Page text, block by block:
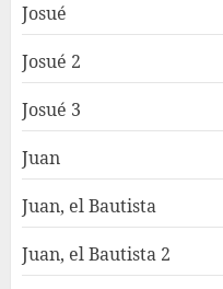
Josué
Josué 2
Josué 3
Juan
Juan, el Bautista
Juan, el Bautista 2